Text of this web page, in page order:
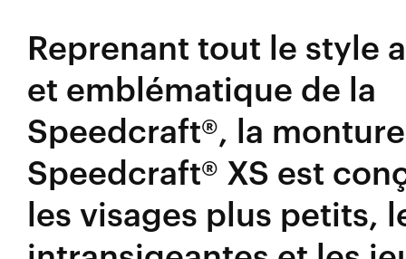
Reprenant tout le style
et emblématique de la
Speedcraft®, la
Speedcraft® XS est
les visages plus petits,